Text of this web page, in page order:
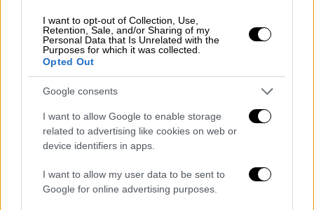
I want to opt-out of Collection, Use,
Retention, Sale, and/or Sharing of my
Personal Data that Is Unrelated with the
Purposes for which it was collected.
Opted Out
Google consents
I want to allow Google to enable storage
related to advertising like cookies on web or
device identifiers in apps.
I want to allow my user data to be sent to
Google for online advertising purposes.
υπουργός Εσωτερικών Πρίτι Πατέλ
υποσχέθηκε την Τρίτη 19/5 ένα «πιο
αυστηρό, πιο δίκαιο και πιο απλό» σύστημα,
το οποίο «θα παίξει ζωτικής σημασίας
ρόλο» κατά της πανδημίας του κορονοϊού.
Από την πλευρά τους οι Εργατικοί, δια
στόματος του Νικ Τόμας - Σίμοντς,
απάντησαν ότι το νομοσχέδιο «απειλεί το
NHS (Εθνικό Σύστημα Υγείας) την ώρα που
το έχουμε ανάγκη περισσότερο από ποτέ».